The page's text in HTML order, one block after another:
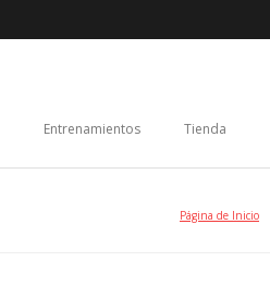
Entrenamientos Tienda
Página de Inicio